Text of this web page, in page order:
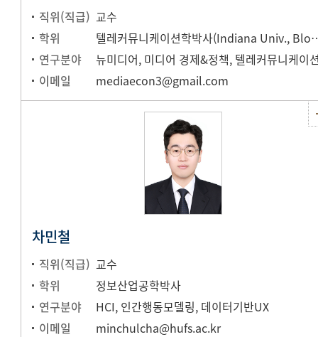
직위(직급) 교수
학위
텔레커뮤니케이
연구분야
뉴미디어, 미디어 경제&정책, 텔레커뮤니케이
이메일
mediaecon3@gmail.com
차민철
직위(직급) 교수
학위
정보산업공학박사
연구분야
HCI, 인간행동모델링, 데이터기반UX
이메일
minchulcha@hufs.ac.kr